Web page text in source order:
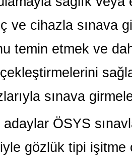
ve cihazla sınava
temin etmek ve
sınava
ÖSYS
gözlük tipi işitme